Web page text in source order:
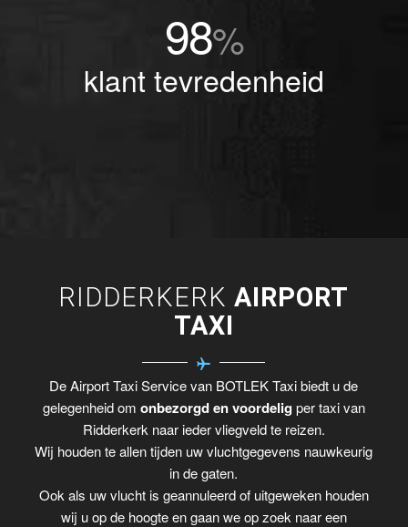
98%
klant tevredenheid
RIDDERKERKAIRPORT
TAXI
De Airport Taxi Service van BOTLEK Taxi biedt u de
gelegenheid om onbezorgd en voordelig per taxi van
Ridderkerk naar ieder vliegveld te reizen.
Wij houden te allen tijden uw vluchtgegevens nauwkeurig
in de gaten.
Ook als uw vlucht is geannuleerd of uitgeweken houden
wij u op de hoogte en gaan we op zoek naar een